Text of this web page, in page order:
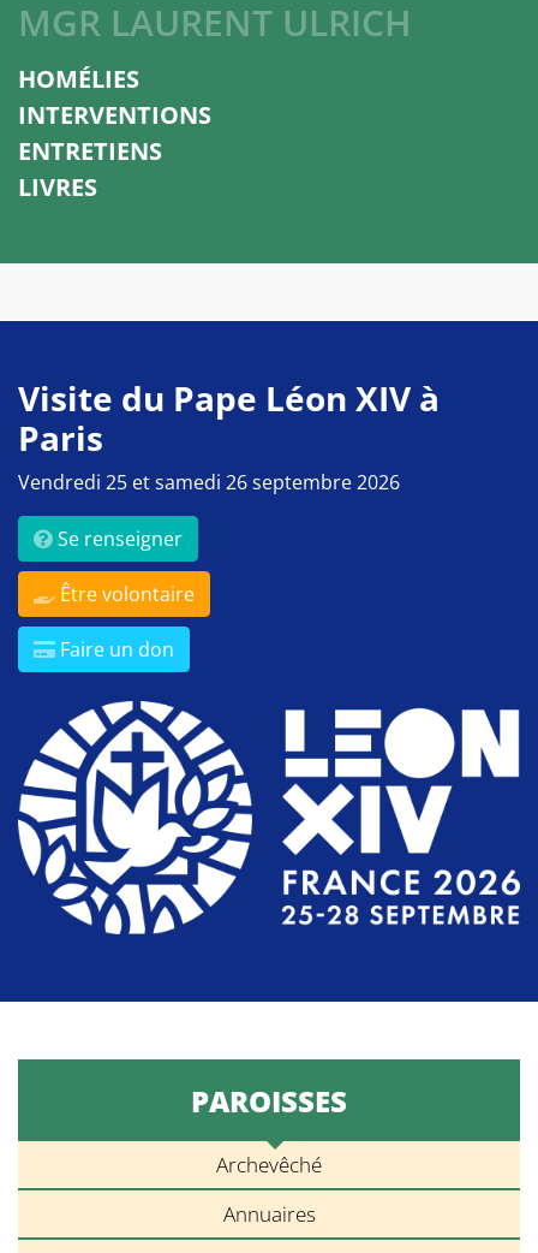
MGR LAURENT ULRICH
HOMÉLIES
INTERVENTIONS
ENTRETIENS
LIVRES
Visite du Pape Léon XIV à
Paris
Vendredi 25 et samedi 26 septembre 2026
Se renseigner
Être volontaire
Faire un don
PAROISSES
Archevêché
Annuaires